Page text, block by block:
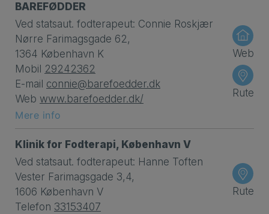
BAREFØDDER
Ved statsaut. fodterapeut: Connie Roskjær
Nørre Farimagsgade 62,
1364 København K
Mobil 29242362
E-mail connie@barefoedder.dk
Web www.barefoedder.dk/
Mere info
Web
Rute
Klinik for Fodterapi, København V
Ved statsaut. fodterapeut: Hanne Toften
Vester Farimagsgade 3,4,
1606 København V
Telefon 33153407
Rute